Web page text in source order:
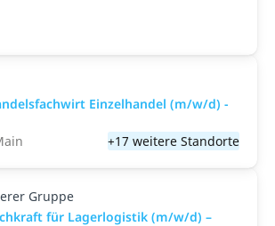
Einzelhandel (m/w/d) -
+17 weitere Standorte
Gruppe
für Lagerlogistik (m/w/d) –